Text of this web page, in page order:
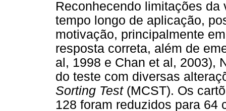
Reconhecendo limitações da
tempo longo de aplicação,
motivação, principalmente
resposta correta, além de
al, 1998 e Chan et al, 2003),
do teste com diversas
Sorting Test (MCST). Os
128 foram reduzidos para 64